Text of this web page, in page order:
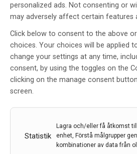
personalized ads. Not consenting or
may adversely affect certain features
Click below to consent to the above
choices. Your choices will be applied
change your settings at any time,
consent, by using the toggles on the
clicking on the manage consent
screen.
Statistik
Lagra och/eller få åtkomst
enhet, Förstå målgrupper
kombinationer av data från
EAN 2020, VIRTUAL
26 maj
Kongressreferat
Vid EAN 2020, the European